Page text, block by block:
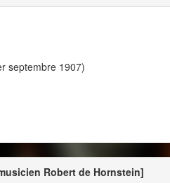
septembre 1907)
Robert de Hornstein]